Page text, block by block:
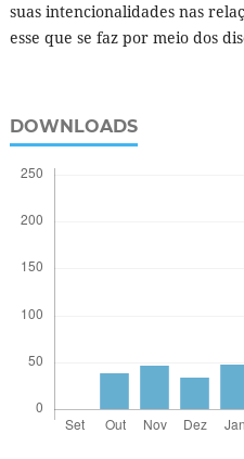
suas intencionalidades nas
esse que se faz por meio dos
DOWNLOADS